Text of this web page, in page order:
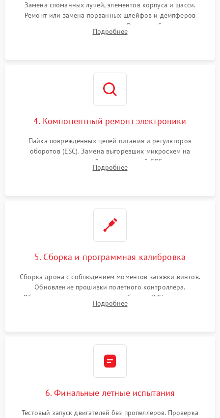
Замена сломанных лучей, элементов корпуса и шасси.
Ремонт или замена порванных шлейфов и демпферов
трехосевого подвеса камеры. Очистка объектива,
восстановление механизма фокусировки. Установка новых
Подробнее
4. Компонентный ремонт электроники
Пайка поврежденных цепей питания и регуляторов
оборотов (ESC). Замена выгоревших микросхем на
материнской плате, модулей GPS
Подробнее
5. Сборка и программная калибровка
Сборка дрона с соблюдением моментов затяжки винтов.
Обновление прошивки полетного контроллера.
Обязательная программная калибровка IMU-сенсоров,
компаса, датчиков позиционирования и горизонта подвеса
Подробнее
6. Финальные летные испытания
Тестовый запуск двигателей без пропеллеров. Проверка